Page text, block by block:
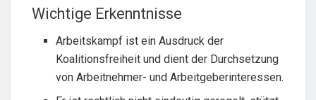
Wichtige Erkenntnisse
Arbeitskampf ist ein Ausdruck der
Koalitionsfreiheit und dient der Durchsetzung
von Arbeitnehmer- und Arbeitgeberinteressen.